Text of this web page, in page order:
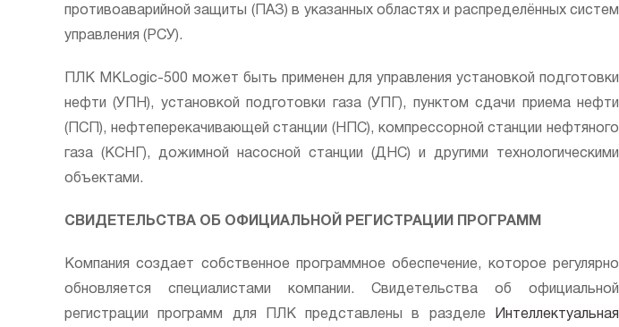
противоаварийной защиты (ПАЗ) в указанных областях и распределённых систем
управления (РСУ).
ПЛК MKLogic-500 может быть применен для управления установкой подготовки
нефти (УПН), установкой подготовки газа (УПГ), пунктом сдачи приема нефти
(ПСП), нефтеперекачивающей станции (НПС), компрессорной станции нефтяного
газа (КСНГ), дожимной насосной станции (ДНС) и другими технологическими
объектами.
СВИДЕТЕЛЬСТВА ОБ ОФИЦИАЛЬНОЙ РЕГИСТРАЦИИ ПРОГРАММ
Компания создает собственное программное обеспечение, которое регулярно
обновляется специалистами компании. Свидетельства об официальной
регистрации программ для ПЛК представлены в разделе
Интеллектуальная